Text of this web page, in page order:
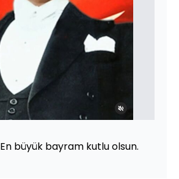
En büyük bayram kutlu olsun.